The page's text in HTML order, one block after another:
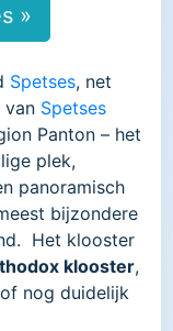
»
Spetses, net
van Spetses
Panton – het
plek,
panoramisch
bijzondere
Het klooster
klooster,
nog duidelijk